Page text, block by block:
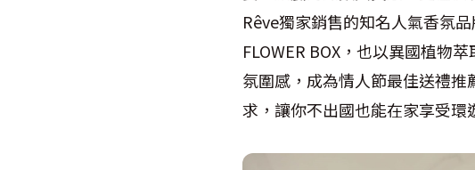
Rêve獨家銷售的知名人氣香氛品
FLOWER BOX，也以異國植物
氛圍感，成為情人節最佳送禮
求，讓你不出國也能在家享受環